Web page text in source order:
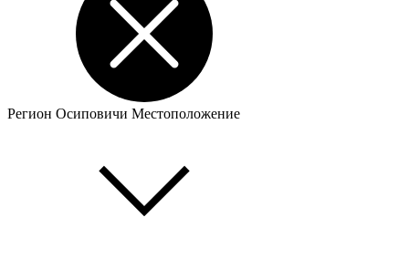
Регион Осиповичи Местоположение